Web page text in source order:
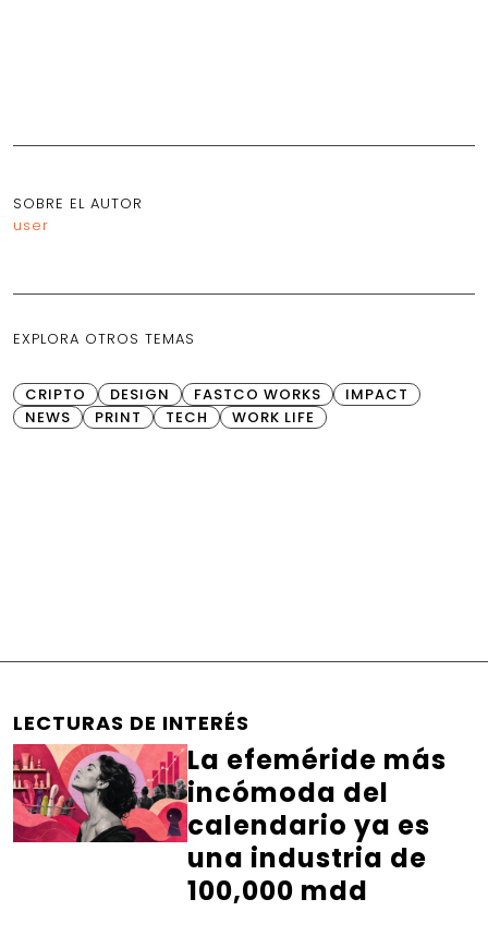
SOBRE EL AUTOR
user
EXPLORA OTROS TEMAS
CRIPTO DESIGN FASTCO WORKS
IMPACT
NEWS
PRINT TECH WORK LIFE
LECTURAS DE INTERÉS
La efeméride más
incómoda del
calendario ya es
una industria de
100,000 mdd